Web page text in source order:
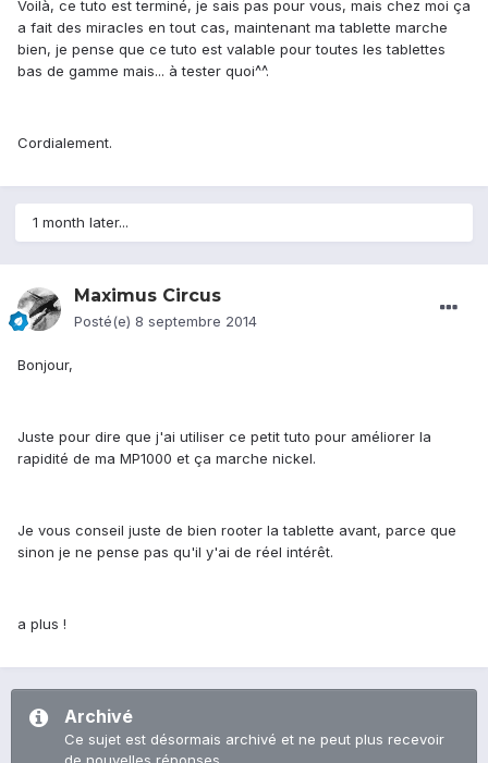
Voilà, ce tuto est terminé, je sais pas pour vous, mais chez moi ça
a fait des miracles en tout cas, maintenant ma tablette marche
bien, je pense que ce tuto est valable pour toutes les tablettes
bas de gamme mais... à tester quoi^^.
Cordialement.
1 month later...
Maximus Circus
Posté(e) 8 septembre 2014
Bonjour,
Juste pour dire que j'ai utiliser ce petit tuto pour améliorer la
rapidité de ma MP1000 et ça marche nickel.
Je vous conseil juste de bien rooter la tablette avant, parce que
sinon je ne pense pas qu'il y'ai de réel intérêt.
a plus !
Archivé
Ce sujet est désormais archivé et ne peut plus recevoir